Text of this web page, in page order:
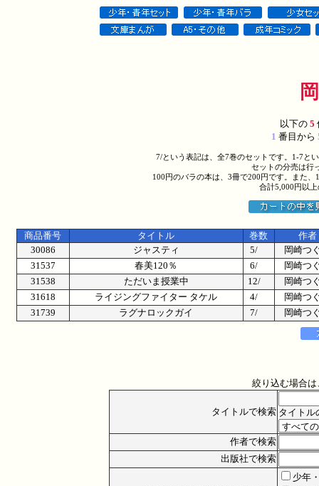
以下の5
1 番目から
7/という表記は、全7巻のセットです。1-7と
セットの分売は行
100円のバラの本は、3冊で200円です。また
合計5,000円以
商品番号 タイトル 巻数
作者
30086
ジャスティ 5/
岡崎つ
31537
春美120％ 6/
岡崎つ
31538
ただいま授業中 12/
岡崎つ
31618
ライジングファイター タケル 4/
岡崎つ
31739
ラグナロックガイ 7/ 岡崎つ
絞り込む場合
タイトルで検索 タイトル
作者で検索
出版社で検索
少年